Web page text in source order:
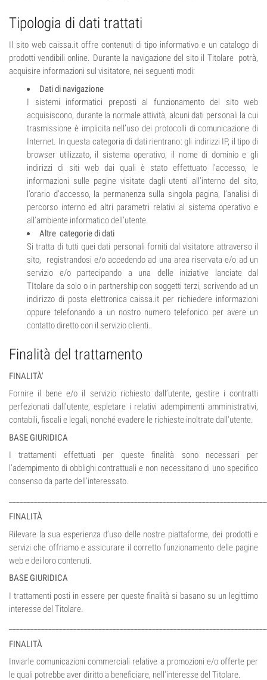
Tipologia di dati trattati
Il sito web caissa.it offre contenuti di tipo informativo e un catalogo di
prodotti vendibili online. Durante la navigazione del sito il Titolare potrà,
acquisire informazioni sul visitatore, nei seguenti modi:
Dati di navigazione
I sistemi informatici preposti al funzionamento del sito web
acquisiscono, durante la normale attività, alcuni dati personali la cui
trasmissione è implicita nell’uso dei protocolli di comunicazione di
Internet. In questa categoria di dati rientrano: gli indirizzi IP, il tipo di
browser utilizzato, il sistema operativo, il nome di dominio e gli
indirizzi di siti web dai quali è stato effettuato l'accesso, le
informazioni sulle pagine visitate dagli utenti all'interno del sito,
l’orario d’accesso, la permanenza sulla singola pagina, l’analisi di
percorso interno ed altri parametri relativi al sistema operativo e
all’ambiente informatico dell’utente.
Altre categorie di dati
Si tratta di tutti quei dati personali forniti dal visitatore attraverso il
sito, registrandosi e/o accedendo ad una area riservata e/o ad un
servizio e/o partecipando a una delle iniziative lanciate dal
TItolare da solo o in partnership con soggetti terzi, scrivendo ad un
indirizzo di posta elettronica caissa.it per richiedere informazioni
oppure telefonando a un nostro numero telefonico per avere un
contatto diretto con il servizio clienti.
Finalità del trattamento
FINALITÀ'
Fornire il bene e/o il servizio richiesto dall’utente, gestire i contratti
perfezionati dall’utente, espletare i relativi adempimenti amministrativi,
contabili, fiscali e legali, nonché evadere le richieste inoltrate dall'utente.
BASE GIURIDICA
I trattamenti effettuati per queste finalità sono necessari per
l’adempimento di obblighi contrattuali e non necessitano di uno specifico
consenso da parte dell’interessato.
FINALITÀ
Rilevare la sua esperienza d’uso delle nostre piattaforme, dei prodotti e
servizi che offriamo e assicurare il corretto funzionamento delle pagine
web e dei loro contenuti.
BASE GIURIDICA
I trattamenti posti in essere per queste finalità si basano su un legittimo
interesse del Titolare.
FINALITÀ
Inviarle comunicazioni commerciali relative a promozioni e/o offerte per
le quali potrebbe aver diritto a beneficiare, nell'interesse del Titolare.